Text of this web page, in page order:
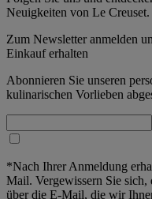
Neuigkeiten von Le Creuset.
Zum Newsletter anmelden
Einkauf erhalten
Abonnieren Sie unseren
kulinarischen Vorlieben
*Nach Ihrer Anmeldung
Mail. Vergewissern Sie
über die E-Mail, die wir